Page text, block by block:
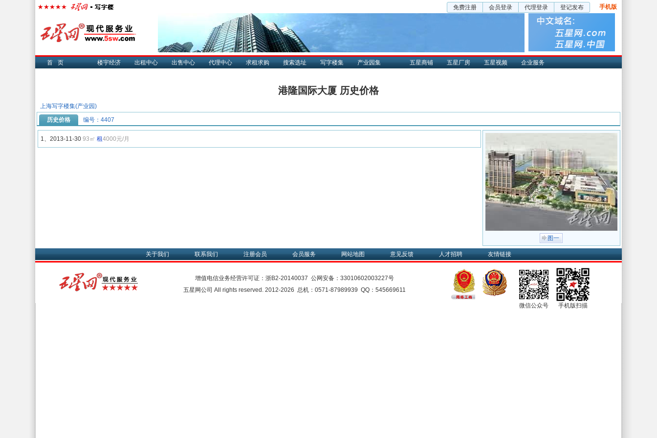
免费注册 会员登录 代理登录 登记发布 手机版
首页 楼宇经济 出租中心 出售中心 代理中心 求租求购 搜索选址 写字楼集 产业园集 五星商铺 五星厂房 五星视频 企业服务
港隆国际大厦 历史价格
上海写字楼集(产业园)
历史价格
编号：4407
1、2013-11-30 93㎡ 租4000元/月
图一
关于我们 联系我们 注册会员 会员服务 网站地图 意见反馈 人才招聘 友情链接
增值电信业务经营许可证： 浙B2-20140037 公网安备： 33010602003227号
五星网公司 All rights reserved. 2012-2026 总机：0571-87989939 QQ：545669611
微信公众号 手机版扫描